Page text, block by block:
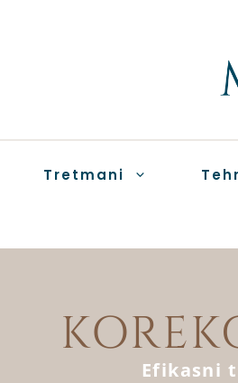
Tretmani
Efikasni